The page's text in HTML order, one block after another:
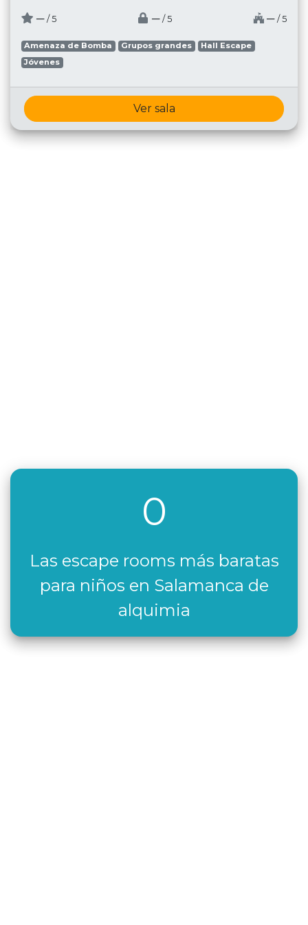
─ / 5 ─ / 5 ─ / 5
Amenaza de Bomba Grupos grandes
Hall Escape
Jóvenes
Ver sala
0
Las escape rooms más baratas
para niños en Salamanca de
alquimia